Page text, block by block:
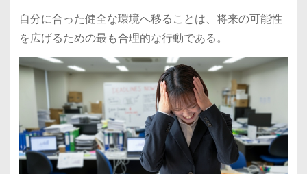
自分に合った健全な環境へ移ることは、将来の可能性
を広げるための最も合理的な行動である。